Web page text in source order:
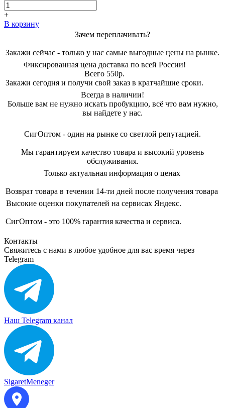
составляла
2150,00 ₽.
1183,00 ₽.
+
В корзину
Зачем переплачивать?
Закажи сейчас - только у нас самые выгодные цены на рынке.
Фиксированная цена доставка по всей России!
Всего 550р.
Закажи сегодня и получи свой заказ в кратчайшие сроки.
Всегда в наличии!
Больше вам не нужно искать пробукцию, всё что вам нужно,
вы найдете у нас.
СигОптом - один на рынке со светлой репутацией.
Мы гарантируем качество товара и высокий уровень
обслуживания.
Только актуальная информация о ценах
Возврат товара в течении 14-ти дней после получения товара
Высокие оценки покупателей на сервисах Яндекс.
СигОптом - это 100% гарантия качества и сервиса.
Контакты
Свяжитесь с нами в любое удобное для вас время через
Telegram
Наш Telegram канал
SigaretMeneger